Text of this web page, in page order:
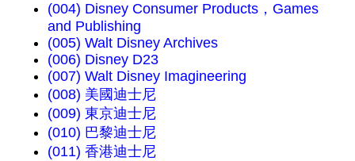
(004) Disney Consumer Products，Games
and Publishing
(005) Walt Disney Archives
(006) Disney D23
(007) Walt Disney Imagineering
(008) 美國迪士尼
(009) 東京迪士尼
(010) 巴黎迪士尼
(011) 香港迪士尼